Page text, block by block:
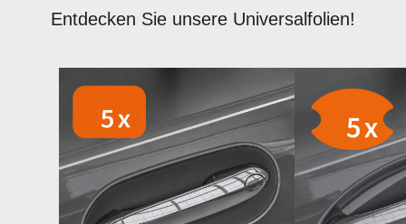
Entdecken Sie unsere Universalfolien!